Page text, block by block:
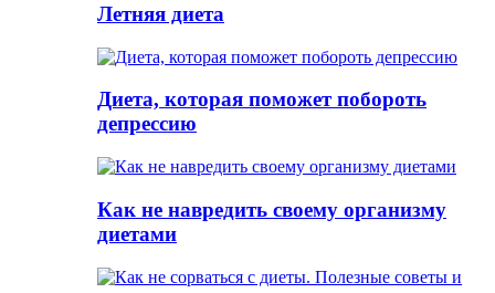
Летняя диета
Диета, которая поможет побороть
депрессию
Как не навредить своему организму
диетами